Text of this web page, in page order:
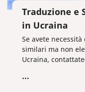
Traduzione e
in Ucraina
Se avete
similari ma non
Ucraina,
...